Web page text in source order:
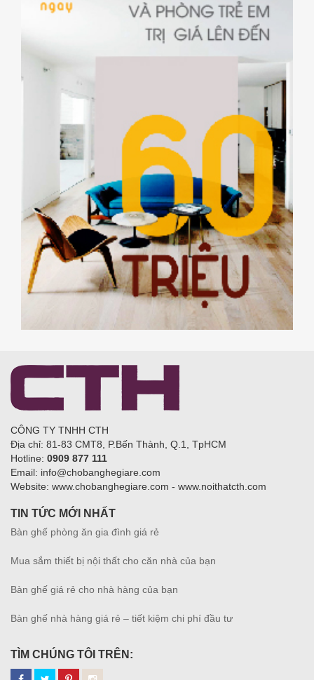
CÔNG TY TNHH CTH
Địa chỉ: 81-83 CMT8, P.Bến Thành, Q.1, TpHCM
Hotline: 0909 877 111
Email: info@chobanghegiare.com
Website: www.chobanghegiare.com - www.noithatcth.com
TIN TỨC MỚI NHẤT
Bàn ghế phòng ăn gia đình giá rẻ
Mua sắm thiết bị nội thất cho căn nhà của bạn
Bàn ghế giá rẻ cho nhà hàng của bạn
Bàn ghế nhà hàng giá rẻ – tiết kiệm chi phí đầu tư
TÌM CHÚNG TÔI TRÊN: